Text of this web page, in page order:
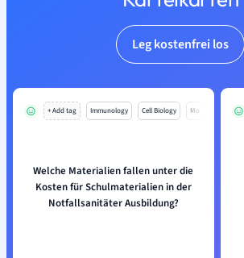
Leg kostenfrei los
+ Add tag Immunology Cell Biology Mo
Welche Materialien fallen unter die
Kosten für Schulmaterialien in der
Notfallsanitäter Ausbildung?